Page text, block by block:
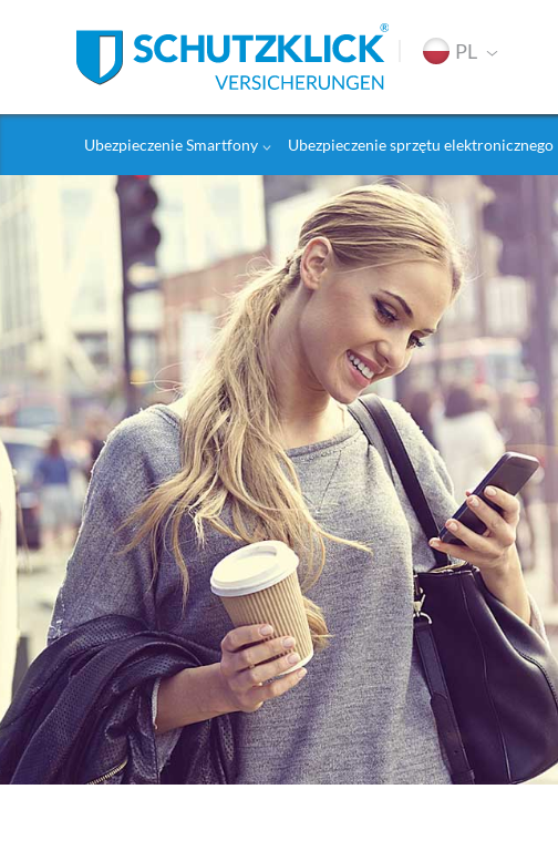
PL
Ubezpieczenie Smartfony Ubezpieczenie sprzętu elektronicznego